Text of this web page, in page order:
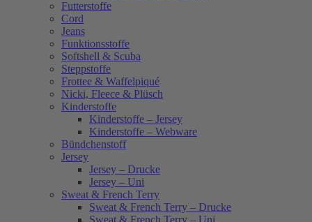
Futterstoffe
Cord
Jeans
Funktionsstoffe
Softshell & Scuba
Steppstoffe
Frottee & Waffelpiqué
Nicki, Fleece & Plüsch
Kinderstoffe
Kinderstoffe – Jersey
Kinderstoffe – Webware
Bündchenstoff
Jersey
Jersey – Drucke
Jersey – Uni
Sweat & French Terry
Sweat & French Terry – Drucke
Sweat & French Terry – Uni